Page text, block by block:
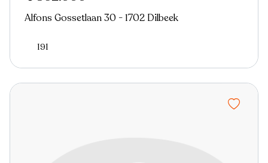
Alfons Gossetlaan 30 - 1702 Dilbeek
191